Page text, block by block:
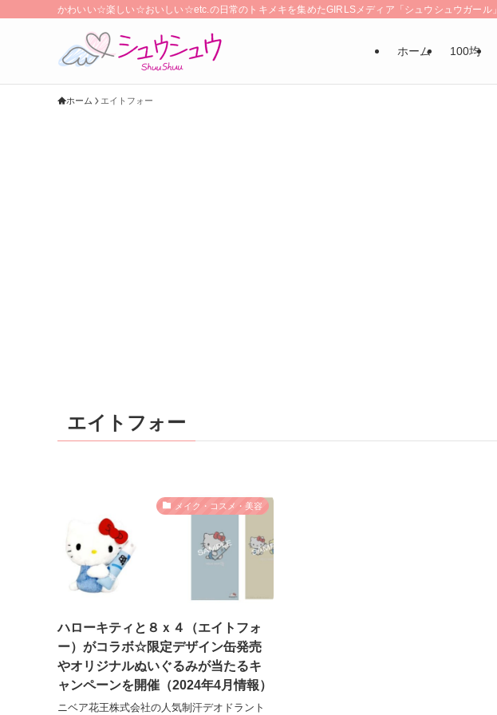
かわいい☆楽しい☆おいしい☆etc.の日常のトキメキを集めたGIRLSメディア「シュウシュウガール」
ホーム 100均
ホーム エイトフォー
エイトフォー
メイク・コスメ・美容
ハローキティと８ｘ４（エイトフォ
ー）がコラボ☆限定デザイン缶発売
やオリジナルぬいぐるみが当たるキ
ャンペーンを開催（2024年4月情報）
ニベア花王株式会社の人気制汗デオドラント